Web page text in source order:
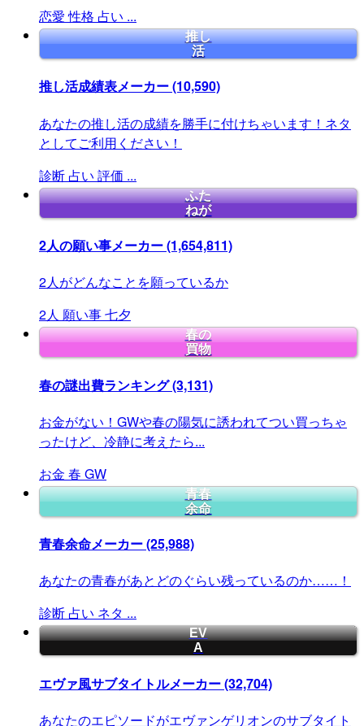
恋愛 性格 占い ...
推し
活
推し活成績表メーカー(10,590)
あなたの推し活の成績を勝手に付けちゃいます！ネタ
としてご利用ください！
診断 占い 評価 ...
ふた
ねが
2人の願い事メーカー(1,654,811)
2人がどんなことを願っているか
2人 願い事七夕
春の
買物
春の謎出費ランキング(3,131)
お金がない！GWや春の陽気に誘われてつい買っちゃ
ったけど、冷静に考えたら...
お金 春 GW
青春
余命
青春余命メーカー(25,988)
あなたの青春があとどのぐらい残っているのか……！
診断 占い ネタ ...
EV
A
エヴァ風サブタイトルメーカー(32,704)
あなたのエピソードがエヴァンゲリオンのサブタイト